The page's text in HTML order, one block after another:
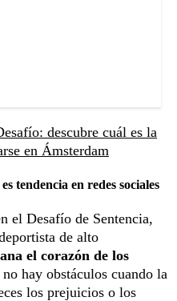
descubre cuál es la
en Ámsterdam
tendencia en redes sociales
el Desafío de Sentencia,
de alto
el corazón de los
hay obstáculos cuando la
los prejuicios o los